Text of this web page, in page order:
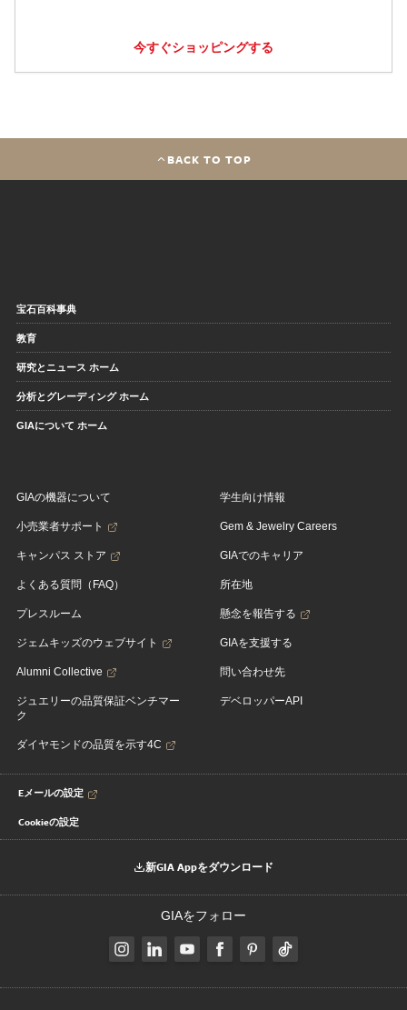
今すぐショッピングする
BACK TO TOP
宝石百科事典
教育
研究とニュース ホーム
分析とグレーディング ホーム
GIAについて ホーム
GIAの機器について
小売業者サポート
キャンパス ストア
よくある質問（FAQ）
プレスルーム
ジェムキッズのウェブサイト
Alumni Collective
ジュエリーの品質保証ベンチマー
ク
ダイヤモンドの品質を示す4C
学生向け情報
Gem & Jewelry Careers
GIAでのキャリア
所在地
懸念を報告する
GIAを支援する
問い合わせ先
デベロッパーAPI
Eメールの設定
Cookieの設定
新GIA Appをダウンロード
GIAをフォロー